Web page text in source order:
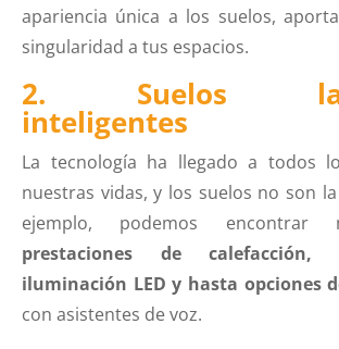
apariencia única a los suelos,
singularidad a tus espacios.
2. Suelos
inteligentes
La tecnología ha llegado a todos
nuestras vidas, y los suelos no son
ejemplo, podemos encontrar
prestaciones de calefacción,
iluminación LED y hasta opciones
con asistentes de voz.